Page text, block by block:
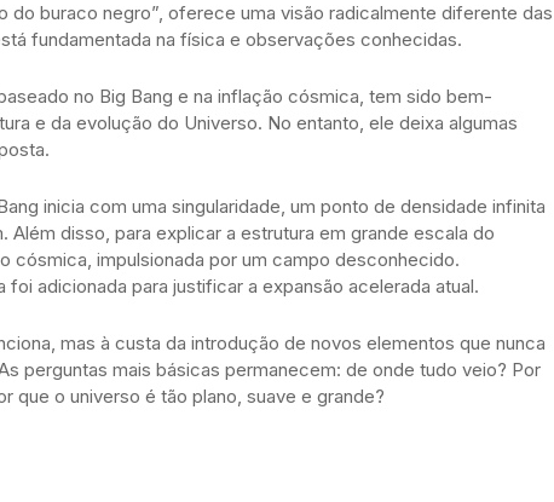
do buraco negro”, oferece uma visão radicalmente diferente das
fundamentada na física e observações conhecidas.
no Big Bang e na inflação cósmica, tem sido bem-
e da evolução do Universo. No entanto, ele deixa algumas
inicia com uma singularidade, um ponto de densidade infinita
Além disso, para explicar a estrutura em grande escala do
cósmica, impulsionada por um campo desconhecido.
adicionada para justificar a expansão acelerada atual.
mas à custa da introdução de novos elementos que nunca
perguntas mais básicas permanecem: de onde tudo veio? Por
que o universo é tão plano, suave e grande?